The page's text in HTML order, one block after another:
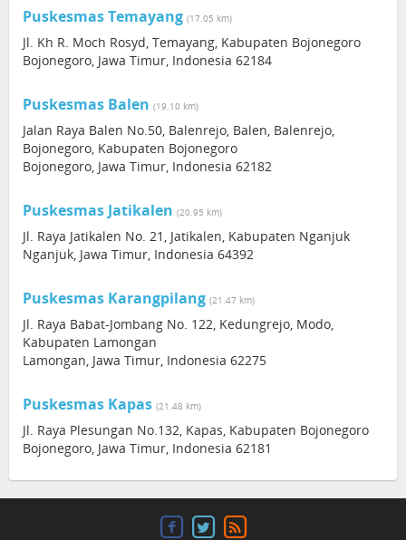
Puskesmas Temayang (17.05 km)
Jl. Kh R. Moch Rosyd, Temayang, Kabupaten Bojonegoro
Bojonegoro, Jawa Timur, Indonesia 62184
Puskesmas Balen (19.10 km)
Jalan Raya Balen No.50, Balenrejo, Balen, Balenrejo,
Bojonegoro, Kabupaten Bojonegoro
Bojonegoro, Jawa Timur, Indonesia 62182
Puskesmas Jatikalen (20.95 km)
Jl. Raya Jatikalen No. 21, Jatikalen, Kabupaten Nganjuk
Nganjuk, Jawa Timur, Indonesia 64392
Puskesmas Karangpilang (21.47 km)
Jl. Raya Babat-Jombang No. 122, Kedungrejo, Modo,
Kabupaten Lamongan
Lamongan, Jawa Timur, Indonesia 62275
Puskesmas Kapas (21.48 km)
Jl. Raya Plesungan No.132, Kapas, Kabupaten Bojonegoro
Bojonegoro, Jawa Timur, Indonesia 62181